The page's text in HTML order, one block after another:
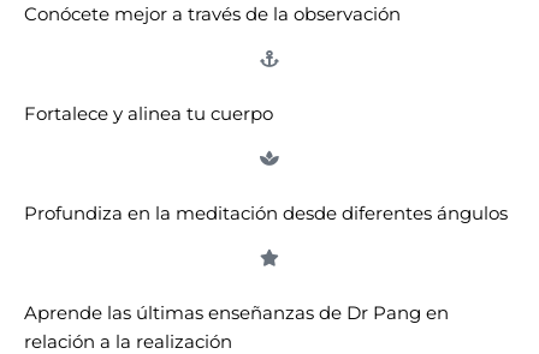
Conócete mejor a través de la observación
Fortalece y alinea tu cuerpo
Profundiza en la meditación desde diferentes ángulos
Aprende las últimas enseñanzas de Dr Pang en
relación a la realización